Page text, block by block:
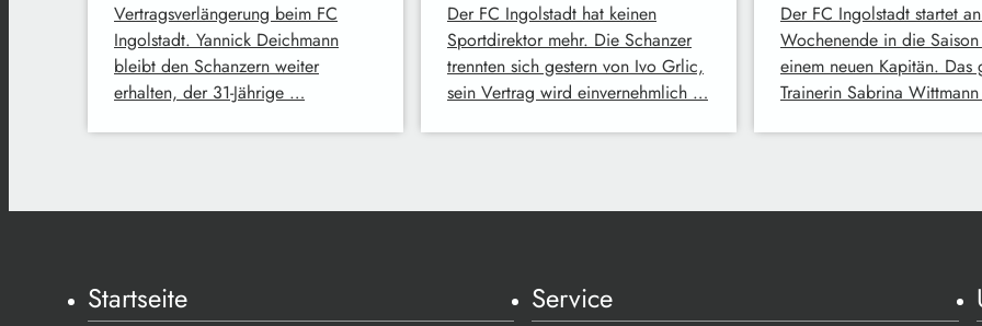
Vertragsverlängerung beim FC
Ingolstadt. Yannick Deichmann
bleibt den Schanzern weiter
erhalten, der 31-Jährige …
Der FC Ingolstadt hat keinen
Sportdirektor mehr. Die Schanzer
trennten sich gestern von Ivo Grlic,
sein Vertrag wird einvernehmlich …
Der FC Ingolstadt startet
Wochenende in die
einem neuen Kapitän. Das
Trainerin Sabrina
Startseite Service